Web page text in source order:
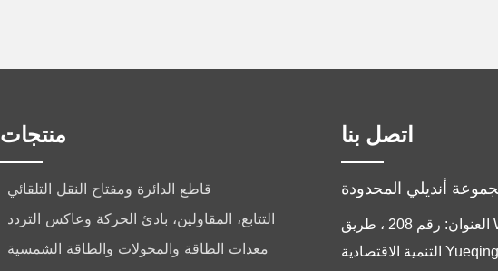
منتجات
قاطع الدائرة ومفتاح النقل التلقائي
التتابع، المقاولين، بادئ الحركة وعاكس التردد
معدات الطاقة والمحولات والطاقة الشمسية
اتصل بنا
العنوان: رقم 208 ، طريق Weiqi ، منطقة
التنمية الاقتصادية Yueqing ، YueQing ،